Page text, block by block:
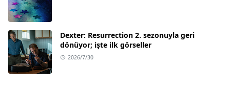
Dexter: Resurrection 2. sezonuyla geri
dönüyor; işte ilk görseller
2026/7/30